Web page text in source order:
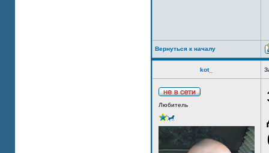
Вернуться к началу
kot_
Любитель